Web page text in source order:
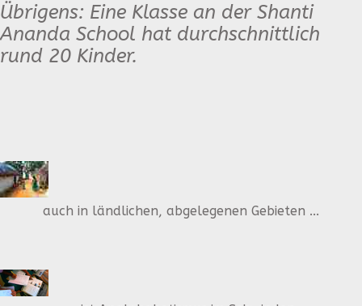
Übrigens: Eine Klasse an der Shanti
Ananda School hat durchschnittlich
rund 20 Kinder.
auch in ländlichen, abgelegenen Gebieten ...